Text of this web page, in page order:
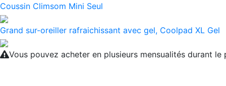
Coussin Climsom Mini Seul
Grand sur-oreiller rafraichissant avec gel, Coolpad XL Gel
Vous pouvez acheter en plusieurs mensualités durant le